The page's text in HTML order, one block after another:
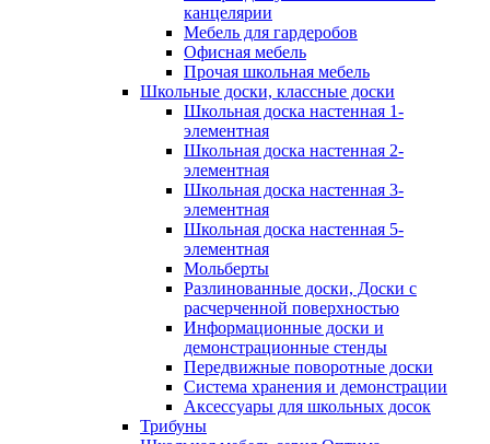
канцелярии
Мебель для гардеробов
Офисная мебель
Прочая школьная мебель
Школьные доски, классные доски
Школьная доска настенная 1-
элементная
Школьная доска настенная 2-
элементная
Школьная доска настенная 3-
элементная
Школьная доска настенная 5-
элементная
Мольберты
Разлинованные доски, Доски с
расчерченной поверхностью
Информационные доски и
демонстрационные стенды
Передвижные поворотные доски
Система хранения и демонстрации
Аксессуары для школьных досок
Трибуны